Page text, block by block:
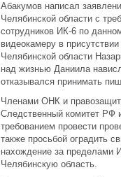
Абакумов написал
Челябинской области с
сотрудников ИК-6 по
видеокамеру в
Челябинской области
над жизнью Даниила
отказывался принимать
Членами ОНК и
Следственный комитет РФ
требованием провести
также просьбой оградить
нахождение за пределами
Челябинскую область.